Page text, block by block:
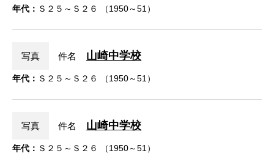
年代： Ｓ２５～Ｓ２６ （1950～51）
写真 件名 山崎中学校
年代： Ｓ２５～Ｓ２６ （1950～51）
写真 件名 山崎中学校
年代： Ｓ２５～Ｓ２６ （1950～51）